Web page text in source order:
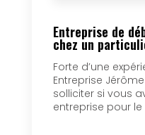
Entreprise de
chez un
Forte d’une
Entreprise
solliciter si vous
entreprise pour